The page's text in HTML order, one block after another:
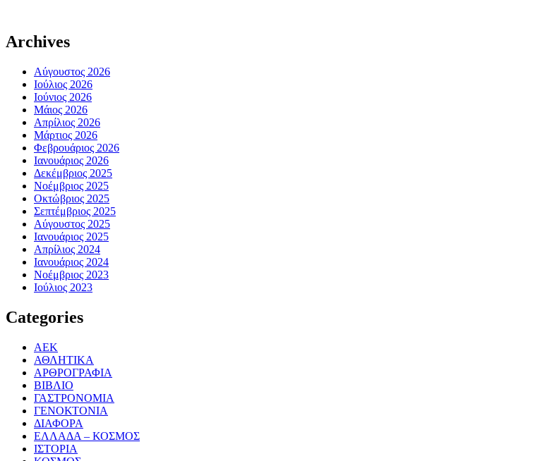
Archives
Αύγουστος 2026
Ιούλιος 2026
Ιούνιος 2026
Μάιος 2026
Απρίλιος 2026
Μάρτιος 2026
Φεβρουάριος 2026
Ιανουάριος 2026
Δεκέμβριος 2025
Νοέμβριος 2025
Οκτώβριος 2025
Σεπτέμβριος 2025
Αύγουστος 2025
Ιανουάριος 2025
Απρίλιος 2024
Ιανουάριος 2024
Νοέμβριος 2023
Ιούλιος 2023
Categories
ΑΕΚ
ΑΘΛΗΤΙΚΑ
ΑΡΘΡΟΓΡΑΦΙΑ
ΒΙΒΛΙΟ
ΓΑΣΤΡΟΝΟΜΙΑ
ΓΕΝΟΚΤΟΝΙΑ
ΔΙΑΦΟΡΑ
ΕΛΛΑΔΑ – ΚΟΣΜΟΣ
ΙΣΤΟΡΙΑ